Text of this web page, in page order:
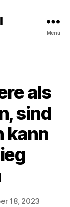
Menü
als
sind
kann
18, 2023